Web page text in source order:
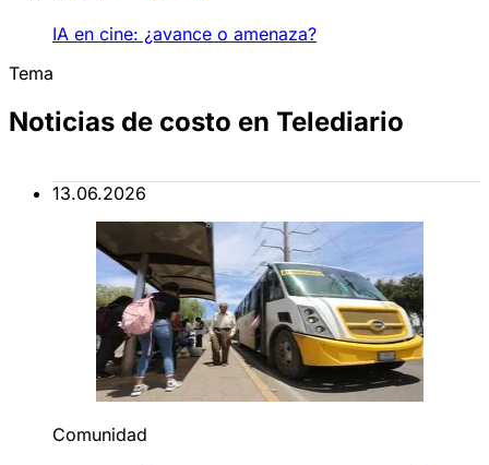
IA en cine: ¿avance o amenaza?
Tema
Noticias de costo en Telediario
13.06.2026
Comunidad